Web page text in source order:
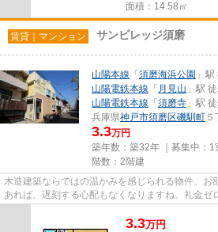
面積：14.58㎡
賃貸｜マンション サンビレッジ須磨
山陽本線 「 須磨海浜公園 」
山陽電鉄本線 「 月見山 」駅
山陽電鉄本線 「 須磨寺 」駅
兵庫県神戸市須磨区磯馴町 ５
3.3万円
築年数：築32年 ｜募集中： 1
階数：2階建
木造建築ならではの温かみを感じられる物件。お
あれば、遅刻する心配もなくなりますね。礼金ゼ
3.3万円